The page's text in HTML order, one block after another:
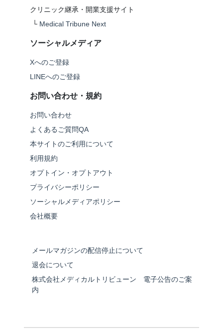
クリニック継承・開業支援サイト
└ Medical Tribune Next
ソーシャルメディア
Xへのご登録
LINEへのご登録
お問い合わせ・規約
お問い合わせ
よくあるご質問QA
本サイトのご利用について
利用規約
オプトイン・オプトアウト
プライバシーポリシー
ソーシャルメディアポリシー
会社概要
メールマガジンの配信停止について
退会について
株式会社メディカルトリビューン 電子公告のご案
内